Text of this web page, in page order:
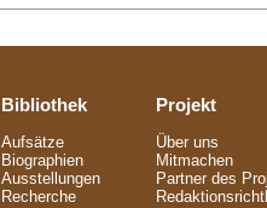
Bibliothek
Aufsätze
Biographien
Ausstellungen
Recherche
Projekt
Über uns
Mitmachen
Partner des